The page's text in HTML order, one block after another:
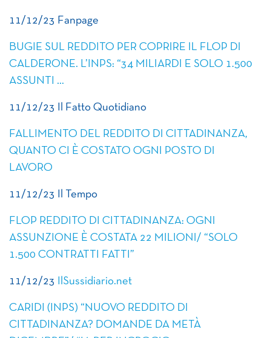
11/12/23 Fanpage
BUGIE SUL REDDITO PER COPRIRE IL FLOP DI
CALDERONE. L’INPS: “34 MILIARDI E SOLO 1.500
ASSUNTI …
11/12/23 Il Fatto Quotidiano
FALLIMENTO DEL REDDITO DI CITTADINANZA,
QUANTO CI È COSTATO OGNI POSTO DI
LAVORO
11/12/23 Il Tempo
FLOP REDDITO DI CITTADINANZA: OGNI
ASSUNZIONE È COSTATA 22 MILIONI/ “SOLO
1.500 CONTRATTI FATTI”
11/12/23 IlSussidiario.net
CARIDI (INPS) “NUOVO REDDITO DI
CITTADINANZA? DOMANDE DA METÀ